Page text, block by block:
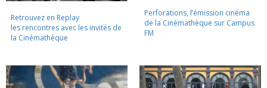
Retrouvez en Replay
les rencontres avec les invités de
la Cinémathèque
Perforations, l’émission cinéma
de la Cinémathèque sur Campus
FM